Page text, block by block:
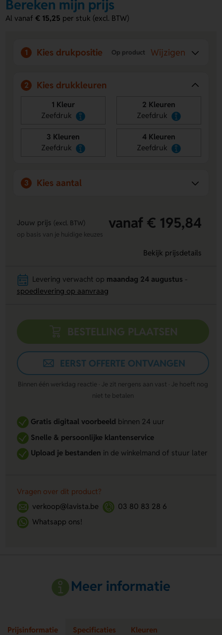
aan voor jouw actie.
Maximale zichtbaarheid
– Groot formaat trekt de
Bedrukking mogelijk – Plaats je logo of ontwerp op 1
of 2 zijdes.
Ruime kleurkeuze
– Kies uit meer dan 10 kleuren of
combineer voor effect.
Bereken mijn prijs
Al vanaf€ 15,25 per stuk (excl. BTW)
1 Kies drukpositie Op product Wijzigen
2 Kies drukkleuren
1 Kleur
Zeefdruk
2 Kleuren
Zeefdruk
3 Kleuren
Zeefdruk
4 Kleuren
Zeefdruk
3 Kies aantal
Jouw prijs (excl. BTW) vanaf € 195,84
op basis van je huidige keuzes
Bekijk prijsdetails
Levering verwacht op maandag 24 augustus
spoedlevering op aanvraag
BESTELLING PLAATSEN
EERST OFFERTE ONTVANGEN
Binnen één werkdag reactie · Je zit nergens aan vast · Je hoeft nog
niet te betalen
Gratis digitaal voorbeeldbinnen 24 uur
Snelle & persoonlijke klantenservice
Upload je bestanden in de winkelmand of stuur later
Vragen over dit product?
verkoop@lavista.be
03 80 83 28 6
Whatsapp ons!
Meer informatie
Prijsinformatie Specificaties Kleuren